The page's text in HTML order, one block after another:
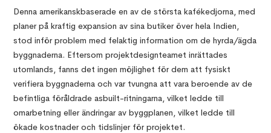
Denna amerikanskbaserade en av de största kafékedjorna, med
planer på kraftig expansion av sina butiker över hela Indien,
stod inför problem med felaktig information om de hyrda/ägda
byggnaderna. Eftersom projektdesignteamet inrättades
utomlands, fanns det ingen möjlighet för dem att fysiskt
verifiera byggnaderna och var tvungna att vara beroende av de
befintliga föråldrade asbuilt-ritningarna, vilket ledde till
omarbetning eller ändringar av byggplanen, vilket ledde till
ökade kostnader och tidslinjer för projektet.